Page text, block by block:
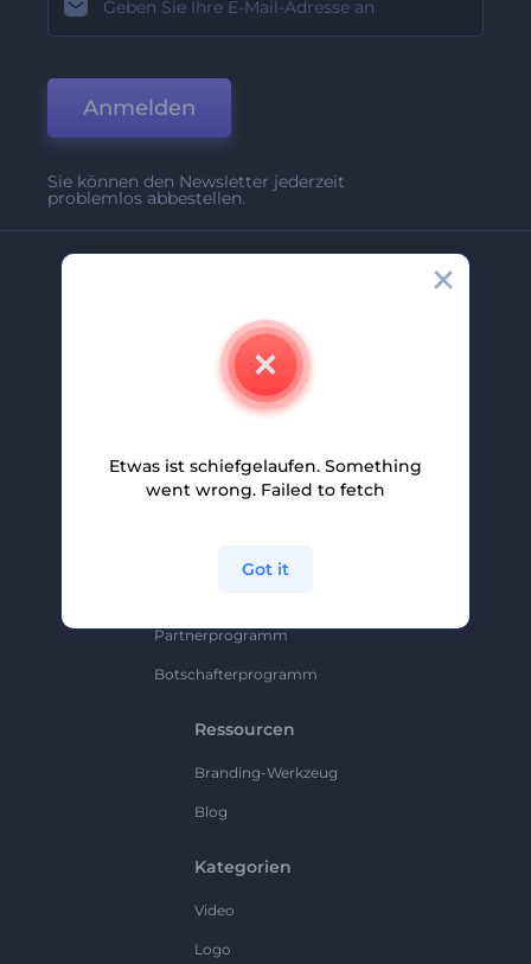
Anmelden
Sie können den Newsletter jederzeit
problemlos abbestellen.
Partnerprogramm
Partnerprogramm
Botschafterprogramm
Ressourcen
Branding-Werkzeug
Blog
Kategorien
Video
Logo
Etwas ist schiefgelaufen. Something
went wrong. Failed to fetch
Got it